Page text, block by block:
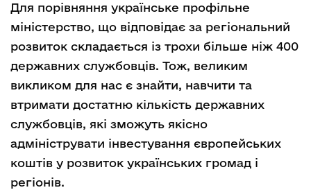
Для порівняння українське профільне
міністерство, що відповідає за регіональний
розвиток складається із трохи більше ніж 400
державних службовців. Тож, великим
викликом для нас є знайти, навчити та
втримати достатню кількість державних
службовців, які зможуть якісно
адмініструвати інвестування європейських
коштів у розвиток українських громад і
регіонів.